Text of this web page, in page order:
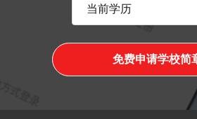
免费申请学校简